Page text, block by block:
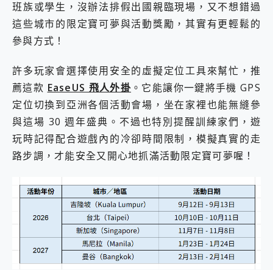
班族或學生，沒辦法排假出國親臨現場，又不想錯過
這些城市的限定寶可夢與活動獎勵，其實有更輕鬆的
參與方式！
許多玩家會選擇使用安全的虛擬定位工具來幫忙，推
薦這款 EaseUS 飛人外掛 。它能讓你一鍵將手機 GPS
定位切換到亞洲各個活動會場，坐在家裡也能無縫參
與這場 30 週年盛典。不過也特別提醒訓練家們，遊
玩時記得配合遊戲內的冷卻時間限制，模擬真實的走
路步調，才能安全又開心地抓滿活動限定寶可夢喔！